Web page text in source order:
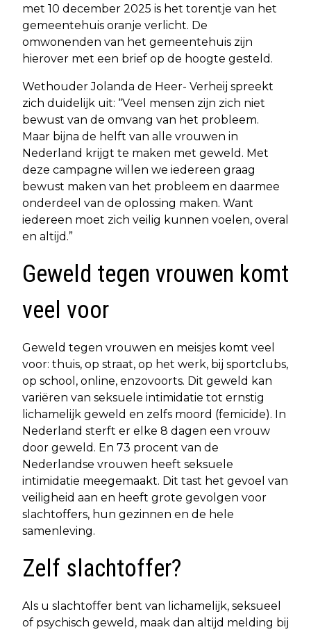
met 10 december 2025 is het torentje van het
gemeentehuis oranje verlicht. De
omwonenden van het gemeentehuis zijn
hierover met een brief op de hoogte gesteld.
Wethouder Jolanda de Heer- Verheij spreekt
zich duidelijk uit: “Veel mensen zijn zich niet
bewust van de omvang van het probleem.
Maar bijna de helft van alle vrouwen in
Nederland krijgt te maken met geweld. Met
deze campagne willen we iedereen graag
bewust maken van het probleem en daarmee
onderdeel van de oplossing maken. Want
iedereen moet zich veilig kunnen voelen, overal
en altijd.”
Geweld tegen vrouwen komt
veel voor
Geweld tegen vrouwen en meisjes komt veel
voor: thuis, op straat, op het werk, bij sportclubs,
op school, online, enzovoorts. Dit geweld kan
variëren van seksuele intimidatie tot ernstig
lichamelijk geweld en zelfs moord (femicide). In
Nederland sterft er elke 8 dagen een vrouw
door geweld. En 73 procent van de
Nederlandse vrouwen heeft seksuele
intimidatie meegemaakt. Dit tast het gevoel van
veiligheid aan en heeft grote gevolgen voor
slachtoffers, hun gezinnen en de hele
samenleving.
Zelf slachtoffer?
Als u slachtoffer bent van lichamelijk, seksueel
of psychisch geweld, maak dan altijd melding bij